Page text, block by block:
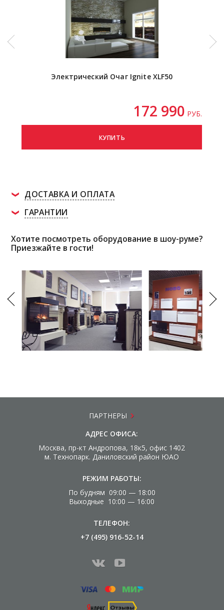
Электрический Очаг Ignite XLF50
172 990 РУБ.
КУПИТЬ
ДОСТАВКА И ОПЛАТА
ГАРАНТИИ
Хотите посмотреть оборудование в шоу-руме?
Приезжайте в гости!
ПАРТНЕРЫ
АДРЕС ОФИСА:
Москва, пр-кт Андропова, 18к5, офис 1402
м. Технопарк. Даниловский район ЮАО
РЕЖИМ РАБОТЫ:
По будням 09:00 — 18:00
Выходные 10:00 — 16:00
ТЕЛЕФОН:
+7 (495) 916-52-14